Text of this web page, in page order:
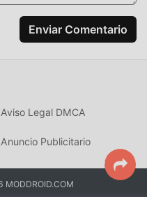
Enviar Comentario
Aviso Legal DMCA
Anuncio Publicitario